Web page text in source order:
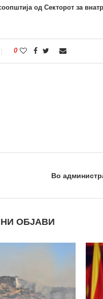
од Секторот за
0
Во
ОБЈАВИ